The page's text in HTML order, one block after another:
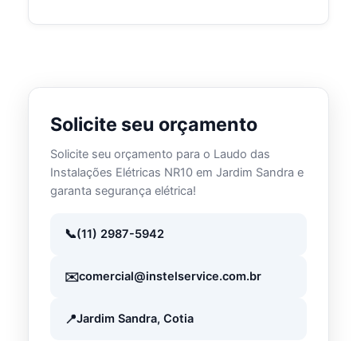
Solicite seu orçamento
Solicite seu orçamento para o Laudo das
Instalações Elétricas NR10 em Jardim Sandra e
garanta segurança elétrica!
(11) 2987-5942
comercial@instelservice.com.br
Jardim Sandra, Cotia